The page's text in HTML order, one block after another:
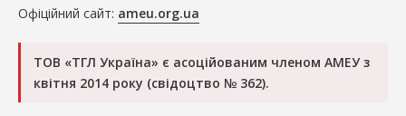
Офіційний сайт: ameu.org.ua
ТОВ «ТГЛ Україна» є асоційованим членом АМЕУ з
квітня 2014 року (свідоцтво № 362).